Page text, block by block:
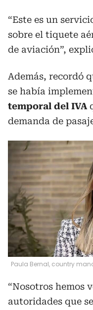
“Este es un
sobre el tiquete
de aviación”,
Además, recordó
se había
temporal del IVA
demanda de
Paula Bernal, country
“Nosotros hemos
autoridades que